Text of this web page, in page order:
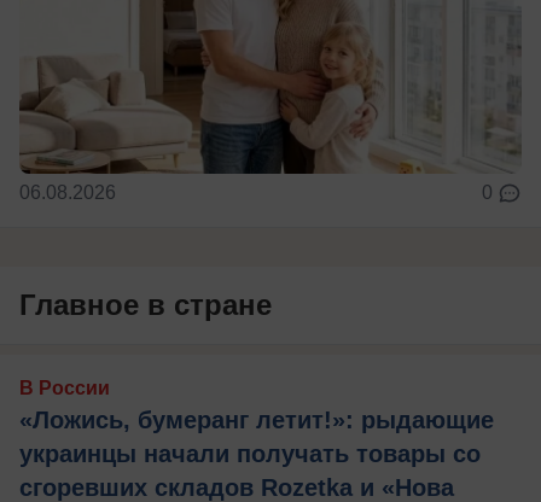
06.08.2026 0
Главное в стране
В России
«Ложись, бумеранг летит!»: рыдающие
украинцы начали получать товары со
сгоревших складов Rozetka и «Нова